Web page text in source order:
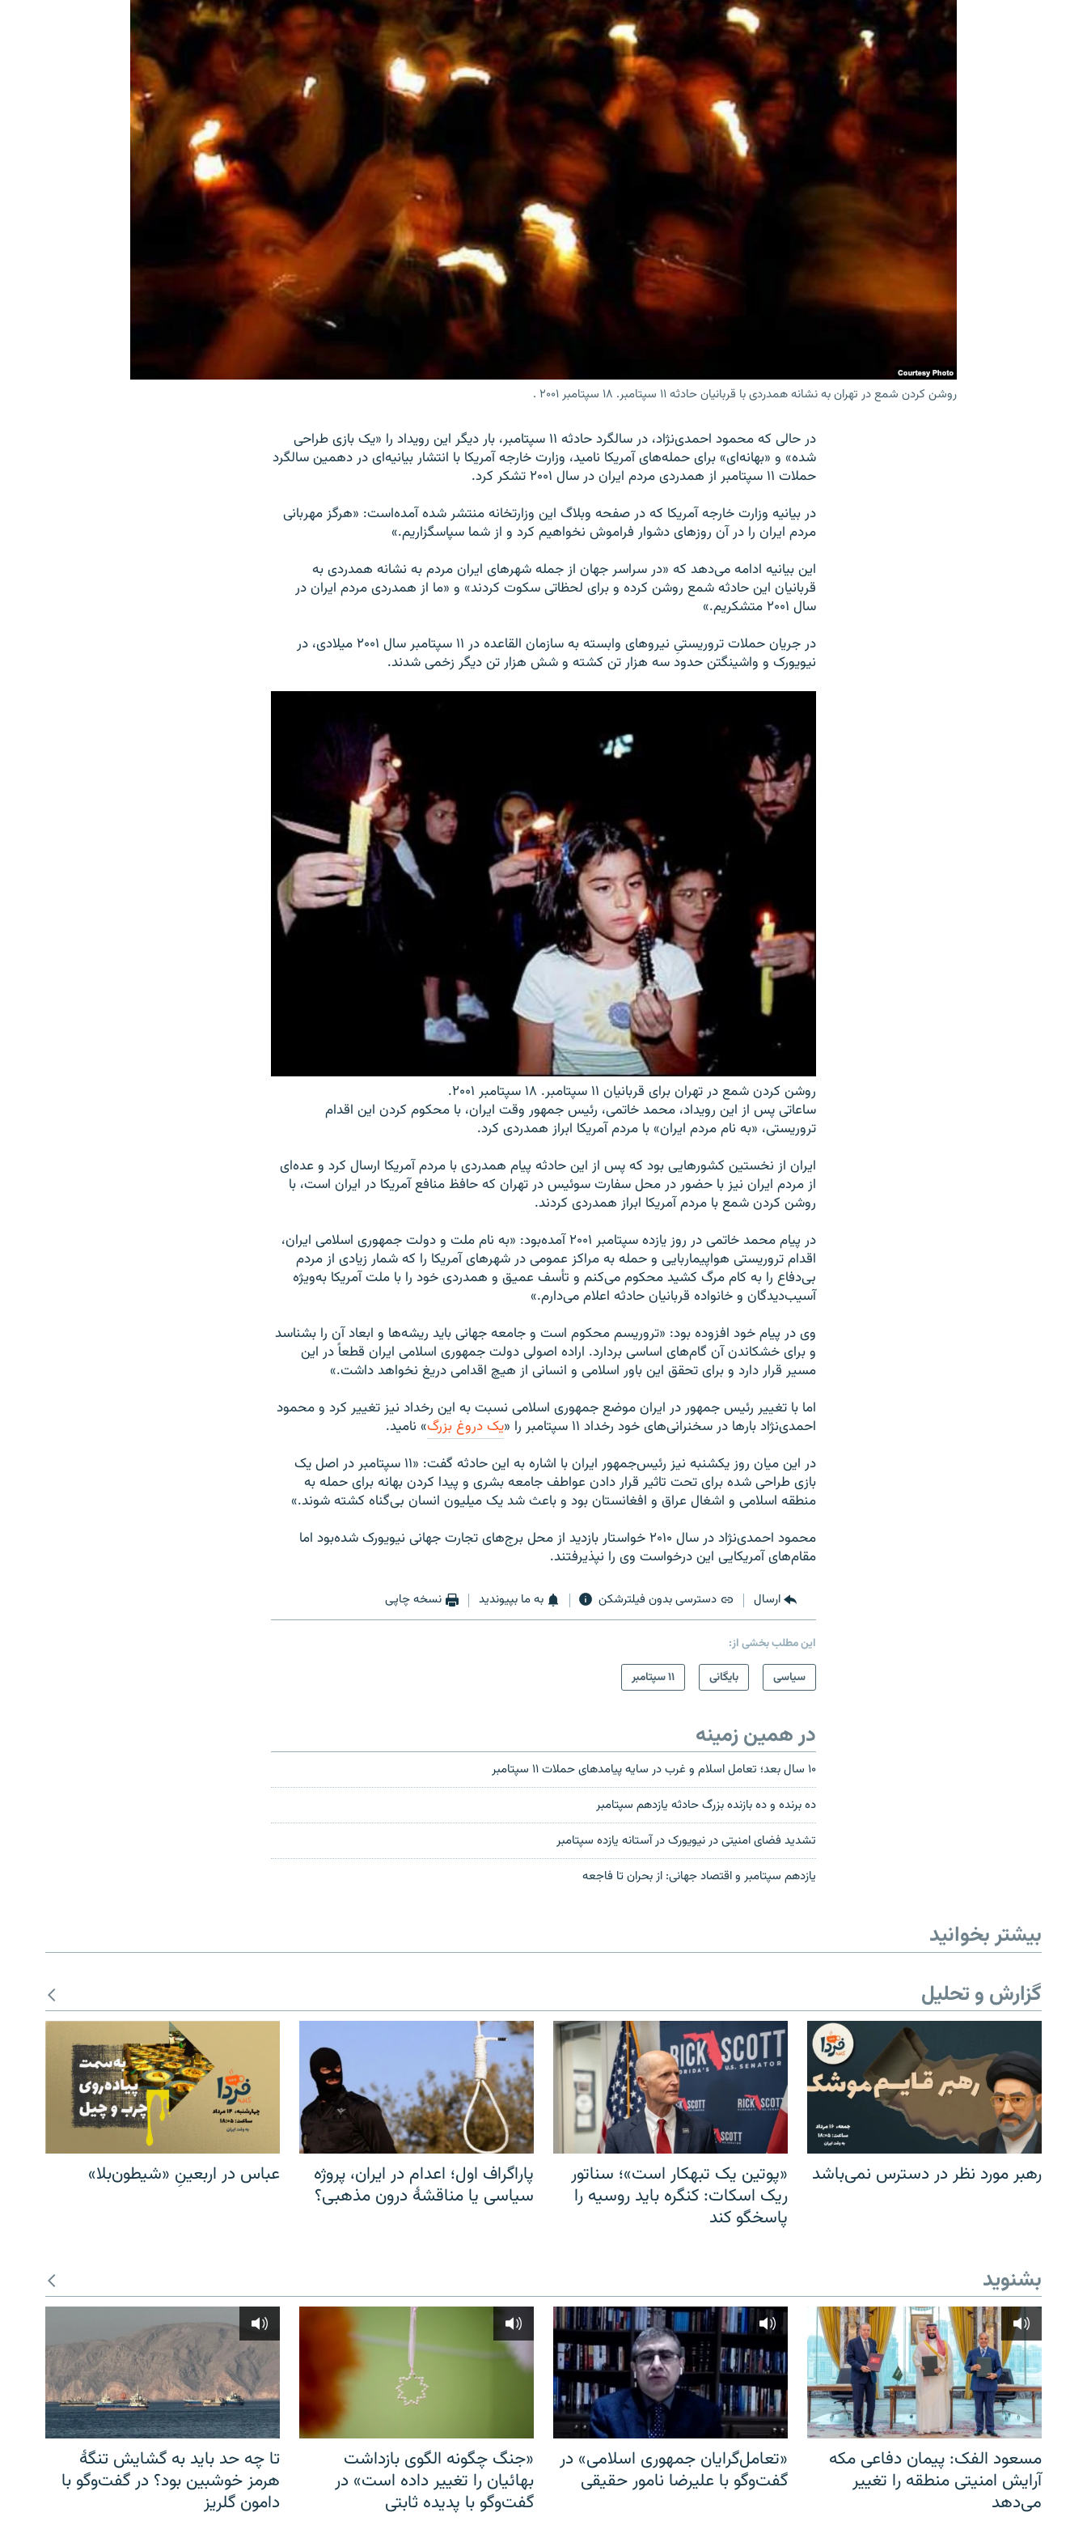
روشن کردن شمع در تهران به نشانه همدردی با قربانیان حادثه ۱۱ سپتامبر. ۱۸ سپتامبر ۲۰۰۱ .
در حالی که محمود احمدی‌نژاد، در سالگرد حادثه ۱۱ سپتامبر، بار دیگر این رویداد را «یک بازی طراحی
شده» و «بهانه‌ای» برای حمله‌های آمریکا نامید، وزارت خارجه آمریکا با انتشار بیانیه‌ای در دهمین سالگرد
حملات ۱۱ سپتامبر از همدردی مردم ایران در سال ۲۰۰۱ تشکر کرد.
در بیانیه وزارت خارجه آمریکا که در صفحه وبلاگ این وزارتخانه منتشر شده آمده‌است: «هرگز مهربانی
مردم ایران را در آن روزهای دشوار فراموش نخواهیم کرد و از شما سپاسگزاریم.»
این بیانیه ادامه می‌دهد که «در سراسر جهان از جمله شهرهای ایران مردم به نشانه همدردی به
قربانیان این حادثه شمع روشن کرده و برای لحظاتی سکوت کردند» و «ما از همدردی مردم ایران در
سال ۲۰۰۱ متشکریم.»
در جریان حملات تروریستیِ نیروهای وابسته به سازمان القاعده در ۱۱ سپتامبر سال ۲۰۰۱ میلادی، در
نیویورک و واشینگتن حدود سه هزار تن کشته و شش هزار تن دیگر زخمی شدند.
روشن کردن شمع در تهران برای قربانیان ۱۱ سپتامبر. ۱۸ سپتامبر ۲۰۰۱.
ساعاتی پس از این رویداد، محمد خاتمی، رئیس جمهور وقت ایران، با محکوم کردن این اقدام
تروریستی، «به نام مردم ایران» با مردم آمریکا ابراز همدردی کرد.
ایران از نخستین کشورهایی بود که پس از این حادثه پیام همدردی با مردم آمریکا ارسال کرد و عده‌ای
از مردم ایران نیز با حضور در محل سفارت سوئیس در تهران که حافظ منافع آمریکا در ایران است، با
روشن کردن شمع با مردم آمریکا ابراز همدردی کردند.
در پیام محمد خاتمی در روز یازده سپتامبر ۲۰۰۱ آمده‌بود: «به نام ملت و دولت جمهوری اسلامی ایران،
اقدام تروریستی هواپیماربایی و حمله به مراکز عمومی در شهرهای آمریکا را که شمار زیادی از مردم
بی‌دفاع را به کام مرگ کشید محکوم می‌کنم و تأسف عمیق و همدردی خود را با ملت آمریکا به‌ویژه
آسیب‌دیدگان و خانواده قربانیان حادثه اعلام می‌دارم.»
وی در پیام خود افزوده بود: «تروریسم محکوم است و جامعه جهانی باید ریشه‌ها و ابعاد آن را بشناسد
و برای خشکاندن آن گام‌های اساسی بردارد. اراده اصولی دولت جمهوری اسلامی ایران قطعاً در این
مسیر قرار دارد و برای تحقق این باور اسلامی و انسانی از هیچ اقدامی دریغ نخواهد داشت.»
اما با تغییر رئیس جمهور در ایران موضع جمهوری اسلامی نسبت به این رخداد نیز تغییر کرد و محمود
احمدی‌نژاد بارها در سخنرانی‌های خود رخداد ۱۱ سپتامبر را «
یک دروغ بزرگ» نامید.
در این میان روز یکشنبه نیز رئیس‌جمهور ایران با اشاره به این حادثه گفت: «۱۱ سپتامبر در اصل یک
بازی طراحی شده برای تحت تاثیر قرار دادن عواطف جامعه بشری و پیدا کردن بهانه برای حمله به
منطقه اسلامی و اشغال عراق و افغانستان بود و باعث شد یک میلیون انسان بی‌گناه کشته شوند.»
محمود احمدی‌نژاد در سال ۲۰۱۰ خواستار بازدید از محل برج‌های تجارت جهانی نیویورک شده‌بود اما
مقام‌های آمریکایی این درخواست وی را نپذیرفتند.
ارسال دسترسی بدون فیلترشکن به ما بپیوندید نسخه چاپی
این مطلب بخشی از:
سیاسی
بایگانی ۱۱ سپتامبر
در همین زمینه
۱۰ سال بعد؛ تعامل اسلام و غرب در سایه پیامدهای حملات ۱۱ سپتامبر
ده برنده و ده بازنده بزرگ حادثه یازدهم سپتامبر
تشدید فضای امنیتی در نیویورک در آستانه یازده سپتامبر
یازدهم سپتامبر و اقتصاد جهانی: از بحران تا فاجعه
بیشتر بخوانید
گزارش و تحلیل
رهبر مورد نظر در دسترس نمی‌باشد
«پوتین یک تبهکار است»؛ سناتور
ریک اسکات: کنگره باید روسیه را
پاسخگو کند
پاراگراف اول؛ اعدام در ایران، پروژه
سیاسی یا مناقشهٔ درون مذهبی؟
عباس در اربعینِ «شیطون‌بلا»
بشنوید
مسعود الفک: پیمان دفاعی مکه
آرایش امنیتی منطقه را تغییر
می‌دهد
«تعامل‌گرایان جمهوری اسلامی» در
گفت‌وگو با علیرضا نامور حقیقی
«جنگ چگونه الگوی بازداشت
بهائیان را تغییر داده است» در
گفت‌وگو با پدیده ثابتی
تا چه حد باید به گشایش تنگهٔ
هرمز خوشبین بود؟ در گفت‌وگو با
دامون گلریز